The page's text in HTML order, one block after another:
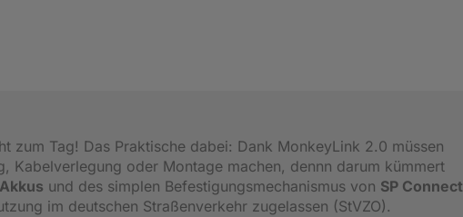
zum Tag! Das Praktische dabei: Dank MonkeyLink 2.0 müssen
Kabelverlegung oder Montage machen, dennn darum kümmert
und des simplen Befestigungsmechanismus von SP Connect
im deutschen Straßenverkehr zugelassen (StVZO).